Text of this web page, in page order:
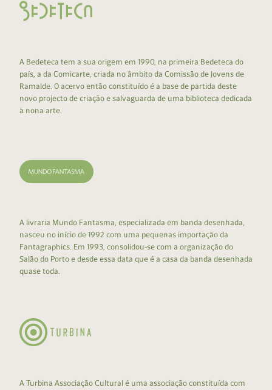
A Bedeteca tem a sua origem em 1990, na primeira Bedeteca do
país, a da Comicarte, criada no âmbito da Comissão de Jovens de
Ramalde. O acervo então constituído é a base de partida deste
novo projecto de criação e salvaguarda de uma biblioteca dedicada
à nona arte.
A livraria Mundo Fantasma, especializada em banda desenhada,
nasceu no início de 1992 com uma pequenas importação da
Fantagraphics. Em 1993, consolidou-se com a organização do
Salão do Porto e desde essa data que é a casa da banda desenhada
quase toda.
A Turbina Associação Cultural é uma associação constituída com